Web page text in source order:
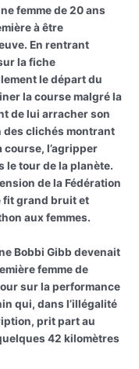
femme de 20 ans
à être
En rentrant
la fiche
le départ du
la course malgré la
de lui arracher son
des clichés montrant
course, l’agripper
le tour de la planète.
de la Fédération
fit grand bruit et
aux femmes.
Bobbi Gibb devenait
femme de
sur la performance
qui, dans l’illégalité
prit part au
42 kilomètres